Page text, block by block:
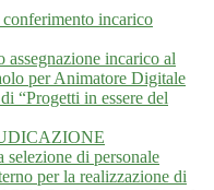
incarico
assegnazione incarico al
per Animatore Digitale
“Progetti in essere del
di personale
per la realizzazione di